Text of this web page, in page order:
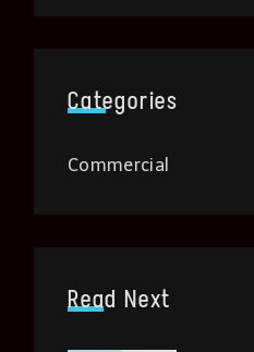
Categories
Commercial
Read Next